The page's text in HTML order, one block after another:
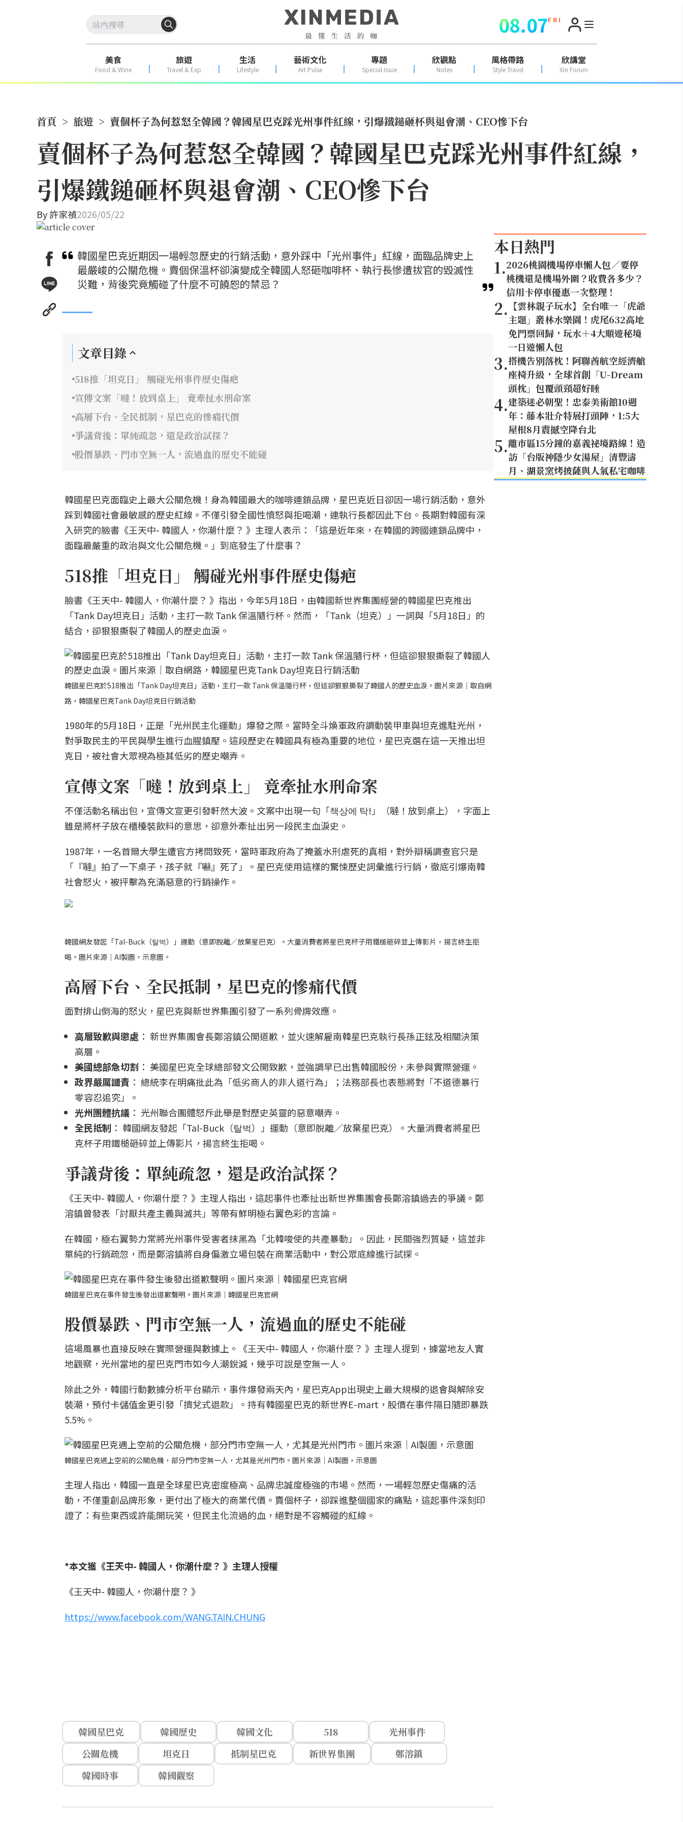
08.07F R I
美食
Food & Wine
旅遊
Travel & Exp
生活
Lifestyle
藝術文化
Art Pulse
專題
Special Issue
欣觀點
Notes
風格帶路
Style Travel
欣講堂
Xin Forum
首頁 > 旅遊 > 賣個杯子為何惹怒全韓國？韓國星巴克踩光州事件紅線，引爆鐵鎚砸杯與退會潮、CEO慘下台
賣個杯子為何惹怒全韓國？韓國星巴克踩光州事件紅線，
引爆鐵鎚砸杯與退會潮、CEO慘下台
By許家禎2026/05/22
韓國星巴克近期因一場輕忽歷史的行銷活動，意外踩中「光州事件」紅線，面臨品牌史上
最嚴峻的公關危機。賣個保溫杯卻演變成全韓國人怒砸咖啡杯、執行長慘遭拔官的毀滅性
災難，背後究竟觸碰了什麼不可饒恕的禁忌？
文章目錄
518推「坦克日」 觸碰光州事件歷史傷疤
宣傳文案「噠！放到桌上」 竟牽扯水刑命案
高層下台、全民抵制，星巴克的慘痛代價
爭議背後：單純疏忽，還是政治試探？
股價暴跌、門市空無一人，流過血的歷史不能碰
韓國星巴克面臨史上最大公關危機！身為韓國最大的咖啡連鎖品牌，星巴克近日卻因一場行銷活動，意外
踩到韓國社會最敏感的歷史紅線。不僅引發全國性憤怒與拒喝潮，連執行長都因此下台。長期對韓國有深
入研究的臉書《王天中- 韓國人，你潮什麼？ 》主理人表示：「這是近年來，在韓國的跨國連鎖品牌中，
面臨最嚴重的政治與文化公關危機。」到底發生了什麼事？
518推「坦克日」 觸碰光州事件歷史傷疤
臉書《王天中- 韓國人，你潮什麼？ 》指出，今年5月18日，由韓國新世界集團經營的韓國星巴克推出
「Tank Day坦克日」活動，主打一款 Tank 保溫隨行杯。然而，「Tank（坦克）」一詞與「5月18日」的
結合，卻狠狠撕裂了韓國人的歷史血淚。
韓國星巴克於518推出「Tank Day坦克日」活動，主打一款 Tank 保溫隨行杯，但這卻狠狠撕裂了韓國人的歷史血淚。圖片來源｜取自網
路，韓國星巴克Tank Day坦克日行銷活動
1980年的5月18日，正是「光州民主化運動」爆發之際。當時全斗煥軍政府調動裝甲車與坦克進駐光州，
對爭取民主的平民與學生進行血腥鎮壓。這段歷史在韓國具有極為重要的地位，星巴克選在這一天推出坦
克日，被社會大眾視為極其低劣的歷史嘲弄。
宣傳文案「噠！放到桌上」 竟牽扯水刑命案
不僅活動名稱出包，宣傳文宣更引發軒然大波。文案中出現一句「책상에 탁!」（噠！放到桌上），字面上
雖是將杯子放在櫃檯裝飲料的意思，卻意外牽扯出另一段民主血淚史。
1987年，一名首爾大學生遭官方拷問致死，當時軍政府為了掩蓋水刑虐死的真相，對外辯稱調查官只是
「『噠』拍了一下桌子，孩子就『嚇』死了」。星巴克使用這樣的驚悚歷史詞彙進行行銷，徹底引爆南韓
社會怒火，被抨擊為充滿惡意的行銷操作。
韓國網友發起「Tal-Buck（탈벅）」運動（意即脫離／放棄星巴克）。大量消費者將星巴克杯子用鐵槌砸碎並上傳影片，揚言終生拒
喝。圖片來源｜AI製圖，示意圖。
高層下台、全民抵制，星巴克的慘痛代價
面對排山倒海的怒火，星巴克與新世界集團引發了一系列骨牌效應。
高層致歉與懲處 ： 新世界集團會長鄭溶鎮公開道歉，並火速解雇南韓星巴克執行長孫正鉉及相關決策
高層。
美國總部急切割 ： 美國星巴克全球總部發文公開致歉，並強調早已出售韓國股份，未參與實際營運。
政界嚴厲譴責 ： 總統李在明痛批此為「低劣商人的非人道行為」；法務部長也表態將對「不道德暴行
零容忍追究」。
光州團體抗議 ： 光州聯合團體怒斥此舉是對歷史英靈的惡意嘲弄。
全民抵制 ： 韓國網友發起「Tal-Buck（탈벅）」運動（意即脫離／放棄星巴克）。大量消費者將星巴
克杯子用鐵槌砸碎並上傳影片，揚言終生拒喝。
爭議背後：單純疏忽，還是政治試探？
《王天中- 韓國人，你潮什麼？ 》主理人指出，這起事件也牽扯出新世界集團會長鄭溶鎮過去的爭議。鄭
溶鎮曾發表「討厭共產主義與滅共」等帶有鮮明極右翼色彩的言論。
在韓國，極右翼勢力常將光州事件受害者抹黑為「北韓唆使的共產暴動」。因此，民間強烈質疑，這並非
單純的行銷疏忽，而是鄭溶鎮將自身偏激立場包裝在商業活動中，對公眾底線進行試探。
韓國星巴克在事件發生後發出道歉聲明。圖片來源｜韓國星巴克官網
股價暴跌、門市空無一人，流過血的歷史不能碰
這場風暴也直接反映在實際營運與數據上。《王天中- 韓國人，你潮什麼？ 》主理人提到，據當地友人實
地觀察，光州當地的星巴克門市如今人潮銳減，幾乎可說是空無一人。
除此之外，韓國行動數據分析平台顯示，事件爆發兩天內，星巴克App出現史上最大規模的退會與解除安
裝潮，預付卡儲值金更引發「擠兌式退款」。持有韓國星巴克的新世界E-mart，股價在事件隔日隨即暴跌
5.5%。
韓國星巴克遇上空前的公關危機，部分門市空無一人，尤其是光州門市。圖片來源｜AI製圖，示意圖
主理人指出，韓國一直是全球星巴克密度極高、品牌忠誠度極強的市場。然而，一場輕忽歷史傷痛的活
動，不僅重創品牌形象，更付出了極大的商業代價。賣個杯子，卻踩進整個國家的痛點，這起事件深刻印
證了：有些東西或許能開玩笑，但民主化流過的血，絕對是不容觸碰的紅線。
*本文獲《王天中- 韓國人，你潮什麼？ 》主理人授權
《王天中- 韓國人，你潮什麼？ 》
https://www.facebook.com/WANG.TAIN.CHUNG
韓國星巴克 韓國歷史 韓國文化 518
光州事件
公關危機
坦克日 抵制星巴克 新世界集團
鄭溶鎮
韓國時事
韓國觀察
本日熱門
1.2026桃園機場停車懶人包／要停
桃機還是機場外圍？收費各多少？
信用卡停車優惠一次整理！
2. 【雲林親子玩水】全台唯一「虎爺
主題」叢林水樂園！虎尾632高地
免門票回歸，玩水＋4大順遊秘境
一日遊懶人包
3.搭機告別落枕！阿聯酋航空經濟艙
座椅升級，全球首創「U-Dream
頭枕」包覆頭頸超好睡
4.建築迷必朝聖！忠泰美術館10週
年：藤本壯介特展打頭陣，1:5大
屋根8月震撼空降台北
5.離市區15分鐘的嘉義祕境路線！造
訪「台版神隱少女湯屋」清豐濤
月、湖景窯烤披薩與人氣私宅咖啡